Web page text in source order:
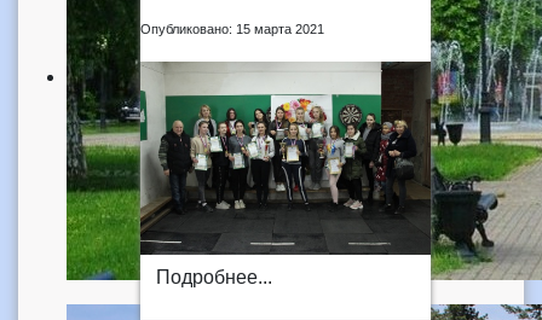
Опубликовано: 15 марта 2021
Подробнее...